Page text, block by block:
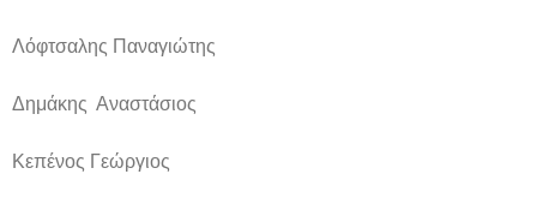
Λόφτσαλης Παναγιώτης
Δημάκης Αναστάσιος
Κεπένος Γεώργιος